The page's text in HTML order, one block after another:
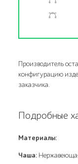
Производитель
конфигурацию
заказчика.
Подробные
Материалы:
Чаша: